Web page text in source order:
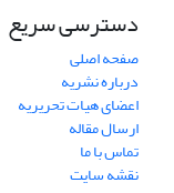
دسترسی سریع
صفحه اصلی
درباره نشریه
اعضای هیات تحریریه
ارسال مقاله
تماس با ما
نقشه سایت